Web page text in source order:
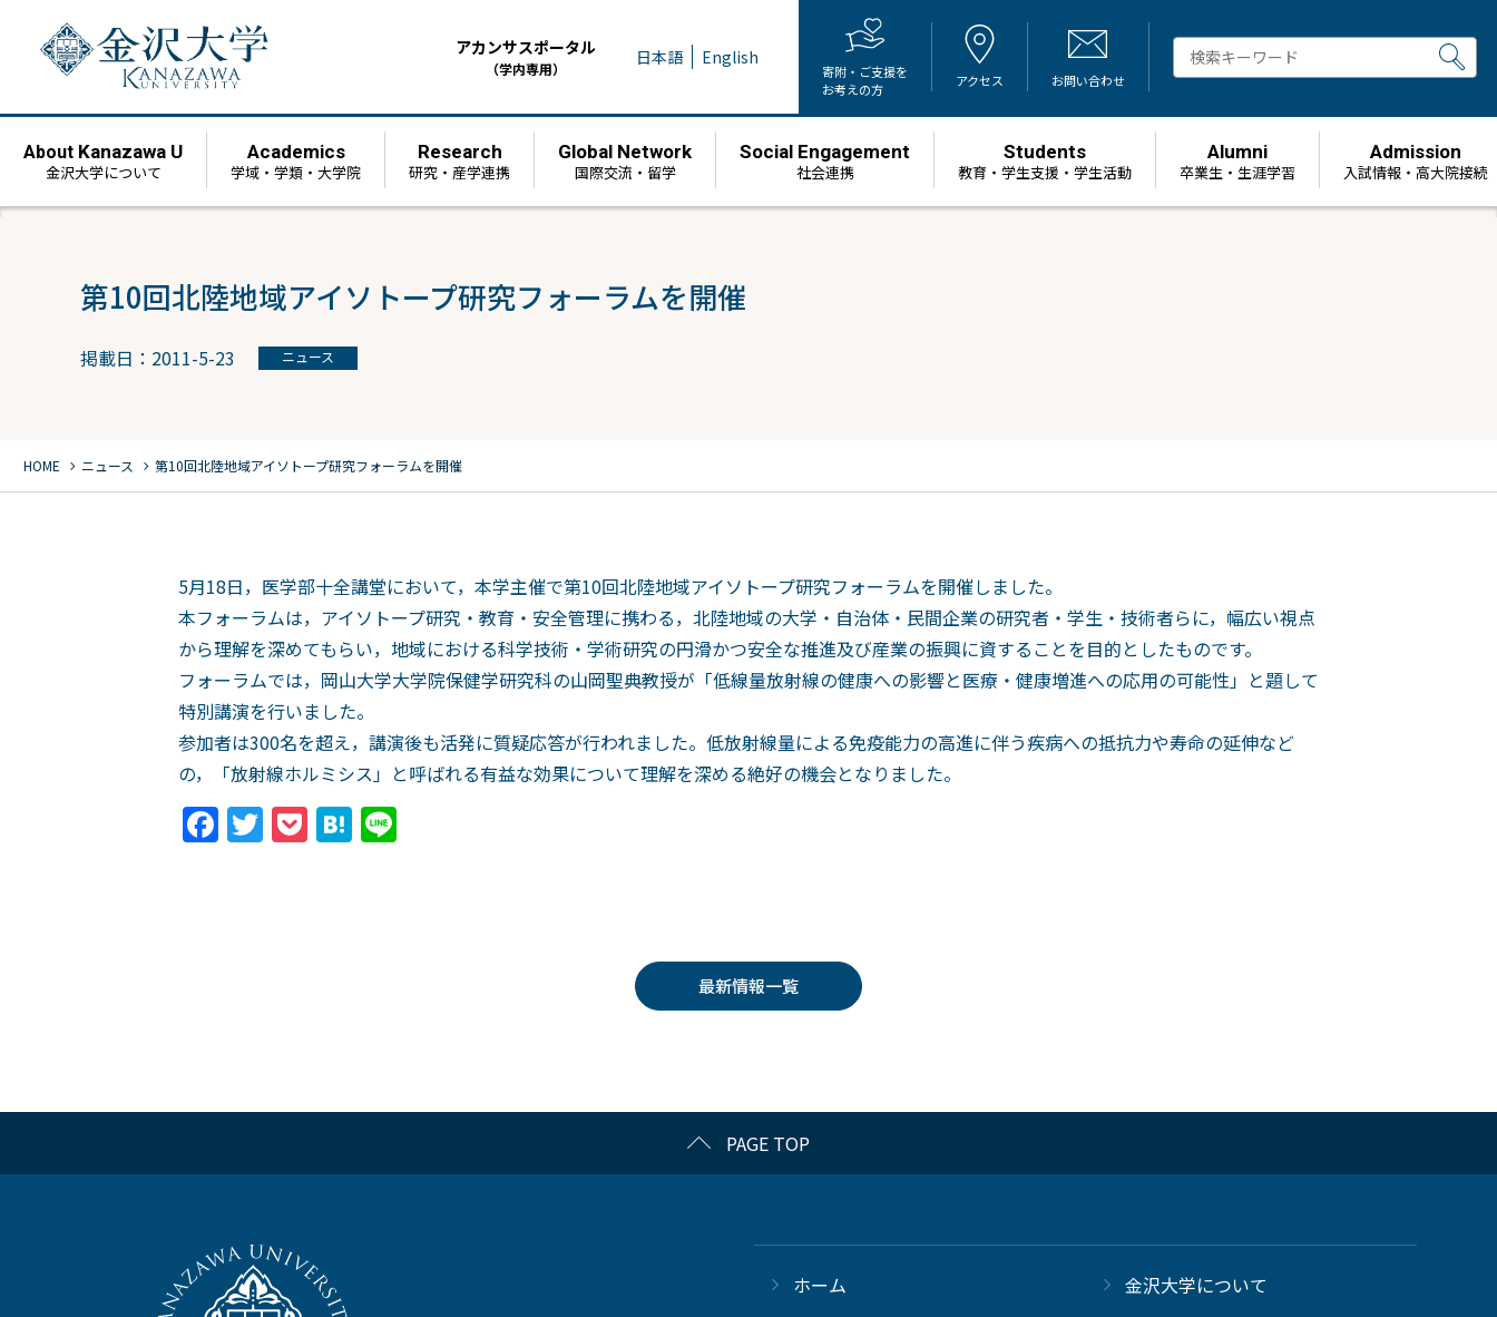
アカンサスポータル
（学内専用） 日本語 English
寄附・ご支援を
お考えの方
アクセス お問い合わせ
About Kanazawa U
金沢大学について
Academics
学域・学類・大学院
Research
研究・産学連携
Global Network
国際交流・留学
Social Engagement
社会連携
Students
教育・学生支援・学生活動
Alumni
卒業生・生涯学習
Admission
⼊試情報・高大院接続
第10回北陸地域アイソトープ研究フォーラムを開催
掲載日：2011-5-23 ニュース
HOME chevron_right ニュース chevron_right 第10回北陸地域アイソトープ研究フォーラムを開催
5月18日，医学部十全講堂において，本学主催で第10回北陸地域アイソトープ研究フォーラムを開催しました。
本フォーラムは，アイソトープ研究・教育・安全管理に携わる，北陸地域の大学・自治体・民間企業の研究者・学生・技術者らに，幅広い視点
から理解を深めてもらい，地域における科学技術・学術研究の円滑かつ安全な推進及び産業の振興に資することを目的としたものです。
フォーラムでは，岡山大学大学院保健学研究科の山岡聖典教授が「低線量放射線の健康への影響と医療・健康増進への応用の可能性」と題して
特別講演を行いました。
参加者は300名を超え，講演後も活発に質疑応答が行われました。低放射線量による免疫能力の高進に伴う疾病への抵抗力や寿命の延伸など
の，「放射線ホルミシス」と呼ばれる有益な効果について理解を深める絶好の機会となりました。
Facebook
Twitter
PocketHatena
最新情報一覧
PAGE TOP
ホーム 金沢大学について